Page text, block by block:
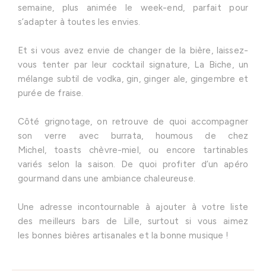
semaine, plus animée le week-end, parfait pour
s’adapter à toutes les envies.
Et si vous avez envie de changer de la bière, laissez-
vous tenter par leur cocktail signature, La Biche, un
mélange subtil de vodka, gin, ginger ale, gingembre et
purée de fraise.
Côté grignotage, on retrouve de quoi accompagner
son verre avec burrata, houmous de chez
Michel, toasts chèvre-miel, ou encore tartinables
variés selon la saison. De quoi profiter d’un apéro
gourmand dans une ambiance chaleureuse.
Une adresse incontournable à ajouter à votre liste
des meilleurs bars de Lille, surtout si vous aimez
les bonnes bières artisanales et la bonne musique !